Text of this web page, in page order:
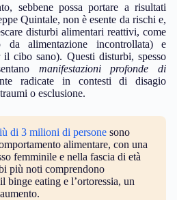
sebbene possa portare a risultati
Quintale, non è esente da rischi e,
disturbi alimentari reattivi, come
alimentazione incontrollata) e
il cibo sano). Questi disturbi, spesso
manifestazioni profonde di
radicate in contesti di disagio
o esclusione.
di 3 milioni di persone sono
alimentare, con una
femminile e nella fascia di età
più noti comprendono
binge eating e l’ortoressia, un